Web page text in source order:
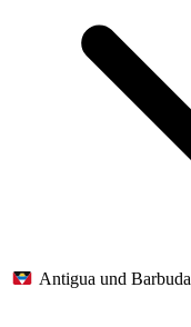
Antigua und Barbuda